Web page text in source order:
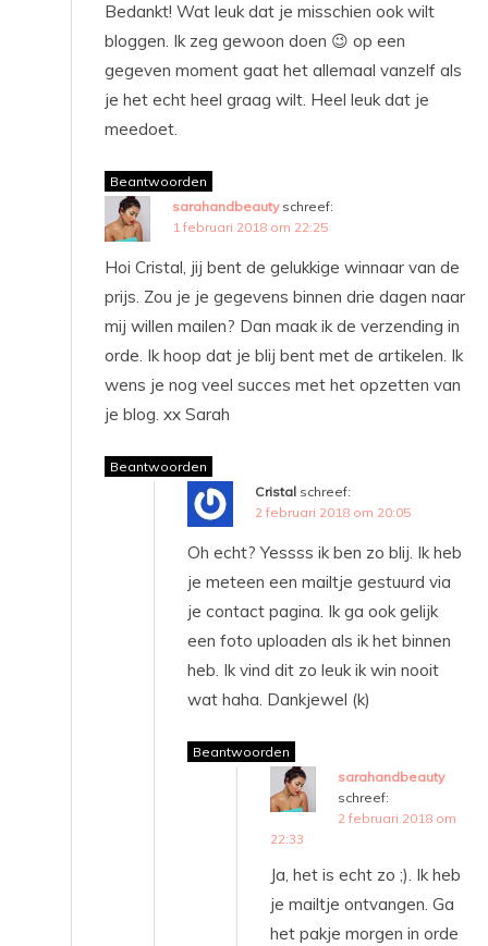
Bedankt! Wat leuk dat je misschien ook wilt
bloggen. Ik zeg gewoon doen 😉 op een
gegeven moment gaat het allemaal vanzelf als
je het echt heel graag wilt. Heel leuk dat je
meedoet.
Beantwoorden
sarahandbeauty schreef:
1 februari 2018 om 22:25
Hoi Cristal, jij bent de gelukkige winnaar van de
prijs. Zou je je gegevens binnen drie dagen naar
mij willen mailen? Dan maak ik de verzending in
orde. Ik hoop dat je blij bent met de artikelen. Ik
wens je nog veel succes met het opzetten van
je blog. xx Sarah
Beantwoorden
Cristal schreef:
2 februari 2018 om 20:05
Oh echt? Yessss ik ben zo blij. Ik heb
je meteen een mailtje gestuurd via
je contact pagina. Ik ga ook gelijk
een foto uploaden als ik het binnen
heb. Ik vind dit zo leuk ik win nooit
wat haha. Dankjewel (k)
Beantwoorden
sarahandbeauty
schreef:
2 februari 2018 om
22:33
Ja, het is echt zo ;). Ik heb
je mailtje ontvangen. Ga
het pakje morgen in orde